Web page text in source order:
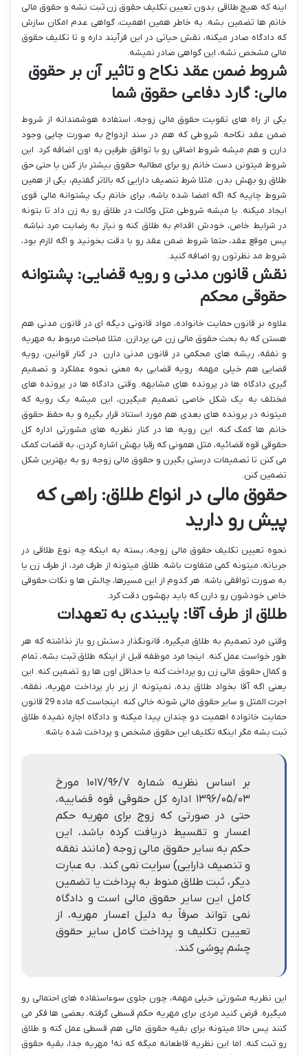
اینه که هیچ طلاقی بدون تعیین تکلیف حقوق زن ثبت نشه و حقوق مالی
خانم ها تضمین بشه. به خاطر همین اهمیت، گواهی عدم امکان سازش
که دادگاه صادر میکنه، نقش حیاتی در این فرآیند داره و تا تکلیف حقوق
مالی مشخص نشه، این گواهی صادر نمیشه.
شروط ضمن عقد نکاح و تاثیر آن بر حقوق
مالی: گارد دفاعی حقوق شما
یکی از راه های تقویت حقوق مالی زوجه، استفاده هوشمندانه از شروط
ضمن عقد نکاحه. شروطی که هم در سند ازدواج به صورت چاپی وجود
دارن و هم میشه شروط اضافی رو با توافق طرفین به اون اضافه کرد. این
شروط میتونن دست خانم رو برای مطالبه حقوق بیشتر باز کنن یا حتی حق
طلاق رو بهش بدن. مثلا شرط تنصیف دارایی که بالاتر گفتیم، یکی از همین
شروط چاپیه که اگه امضا شده باشه، برای خانم یک پشتوانه مالی قوی
ایجاد میکنه. یا میشه شروطی مثل وکالت در طلاق رو به زن داد تا بتونه
در شرایط خاص، خودش اقدام به طلاق کنه و نیاز به رضایت مرد نباشه.
پس موقع عقد، حتما شروط ضمن عقد رو با دقت بخونید و اگه لازم بود،
شروط مد نظرتون رو اضافه کنید.
نقش قانون مدنی و رویه قضایی: پشتوانه
حقوقی محکم
علاوه بر قانون حمایت خانواده، مواد قانونی دیگه ای در قانون مدنی هم
هستن که به بحث حقوق مالی زن می پردازن. مثلا مباحث مربوط به مهریه
و نفقه، ریشه های محکمی در قانون مدنی دارن. در کنار قوانین، رویه
قضایی هم خیلی مهمه. رویه قضایی به معنی نحوه عملکرد و تصمیم
گیری دادگاه ها در پرونده های مشابهه. وقتی دادگاه ها در پرونده های
مختلف به یک شکل خاصی تصمیم میگیرن، این میشه یک رویه که
میتونه در پرونده های بعدی هم مورد استناد قرار بگیره و به حفظ حقوق
خانم ها کمک کنه. این رویه ها در کنار نظریه های مشورتی اداره کل
حقوقی قوه قضائیه، مثل همونی که رقبا بهش اشاره کردن، به قضات کمک
می کنن تا تصمیمات درستی بگیرن و حقوق مالی زوجه رو به بهترین شکل
تضمین کنن.
حقوق مالی در انواع طلاق: راهی که
پیش رو دارید
نحوه تعیین تکلیف حقوق مالی زوجه، بسته به اینکه چه نوع طلاقی در
جریانه، میتونه کمی متفاوت باشه. طلاق میتونه از طرف مرد، از طرف زن یا
به صورت توافقی باشه. هر کدوم از این مسیرها، چالش ها و نکات حقوقی
خاص خودشون رو دارن که باید بهشون دقت کرد.
طلاق از طرف آقا: پایبندی به تعهدات
وقتی مرد تصمیم به طلاق میگیره، قانونگذار دستش رو باز نذاشته که هر
طور خواست عمل کنه. اینجا مرد موظفه قبل از اینکه طلاق ثبت بشه، تمام
و کمال حقوق مالی زن رو پرداخت کنه یا حداقل اون ها رو تضمین کنه. این
یعنی اگه آقا بخواد طلاق بده، نمیتونه از زیر بار پرداخت مهریه، نفقه،
اجرت المثل و سایر حقوق مالی شونه خالی کنه. اینجاست که ماده 29 قانون
حمایت خانواده اهمیت دو چندان پیدا میکنه و دادگاه اجازه نمیده طلاق
ثبت بشه مگر اینکه تکلیف این حقوق مشخص و پرداخت شده باشه.
بر اساس نظریه شماره ۱۰۱۷/۹۶/۷ مورخ
۱۳۹۶/۰۵/۰۳ اداره کل حقوقی قوه قضاییه،
حتی در صورتی که زوج برای مهریه حکم
اعسار و تقسیط دریافت کرده باشد، این
حکم به سایر حقوق مالی زوجه (مانند نفقه
و تنصیف دارایی) سرایت نمی کند. به عبارت
دیگر، ثبت طلاق منوط به پرداخت یا تضمین
کامل این سایر حقوق مالی است و دادگاه
نمی تواند صرفاً به دلیل اعسار مهریه، از
تعیین تکلیف و پرداخت کامل سایر حقوق
چشم پوشی کند.
این نظریه مشورتی خیلی مهمه، چون جلوی سوءاستفاده های احتمالی رو
میگیره. فرض کنید مردی برای مهریه حکم قسطی گرفته. بعضی ها فکر می
کنند پس حالا میتونه برای بقیه حقوق مالی هم قسطی عمل کنه و طلاق
رو ثبت کنه. اما این نظریه قاطعانه میگه که نه! مهریه جدا، بقیه حقوق